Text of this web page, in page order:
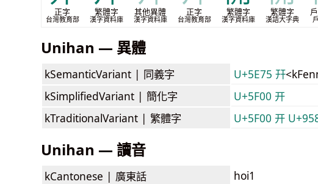
正字
台灣教育部
繁體字
漢字資料庫
其他異體
漢字資料庫
正字
台灣教育部
繁體字
漢字資料庫
繁體字
漢語大字典
Unihan — 異體
kSemanticVariant | 同義字 U+5E75 幵
kSimplifiedVariant | 簡化字
U+5F00 开
kTraditionalVariant | 繁體字 U+5F00 开
Unihan — 讀音
kCantonese | 廣東話
hoi1